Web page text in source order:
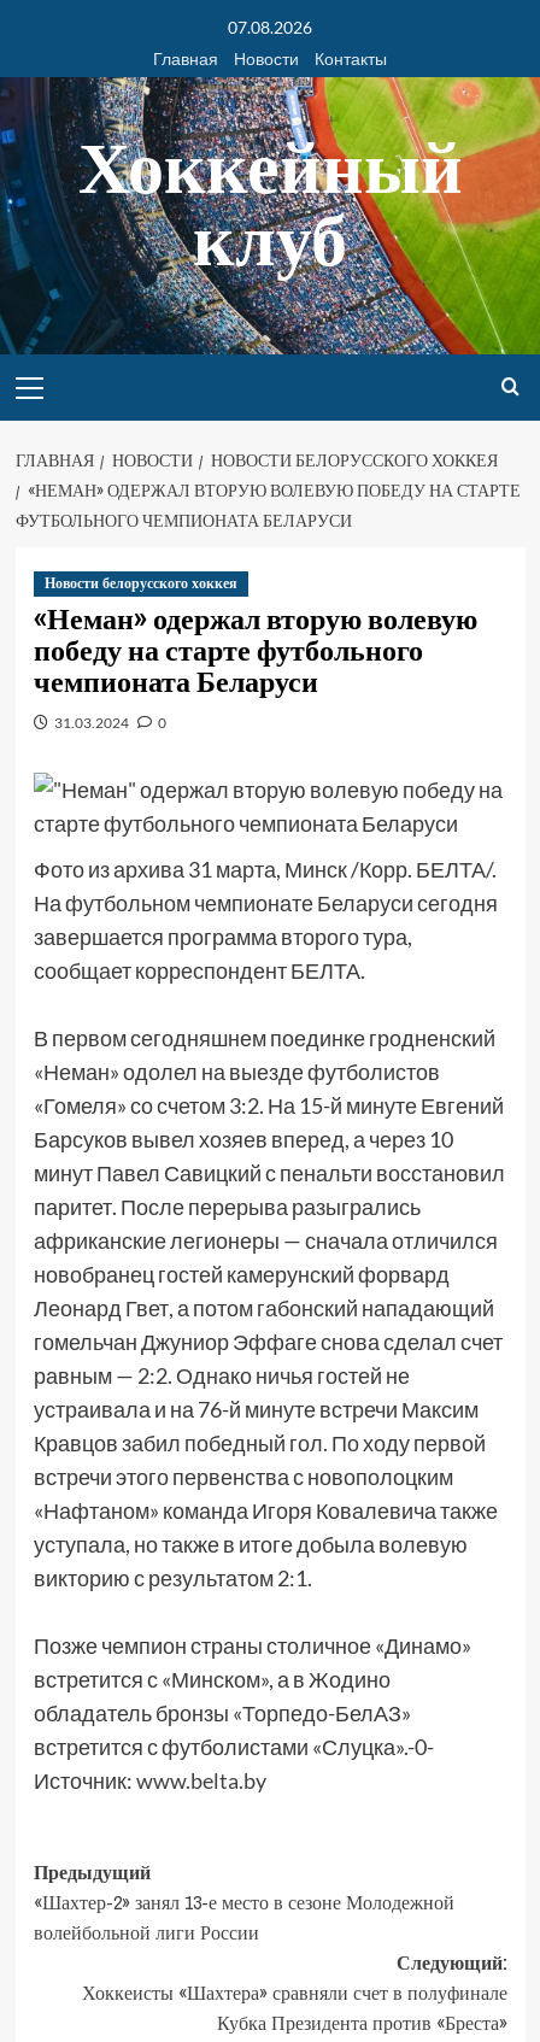
07.08.2026
Главная
Новости Контакты
Хоккейный
клуб
ГЛАВНАЯ НОВОСТИ
НОВОСТИ БЕЛОРУССКОГО ХОККЕЯ
«НЕМАН» ОДЕРЖАЛ ВТОРУЮ ВОЛЕВУЮ ПОБЕДУ НА СТАРТЕ
ФУТБОЛЬНОГО ЧЕМПИОНАТА БЕЛАРУСИ
Новости белорусского хоккея
«Неман» одержал вторую волевую
победу на старте футбольного
чемпионата Беларуси
31.03.2024 0
Фото из архива 31 марта, Минск /Корр. БЕЛТА/.
На футбольном чемпионате Беларуси сегодня
завершается программа второго тура,
сообщает корреспондент БЕЛТА.
В первом сегодняшнем поединке гродненский
«Неман» одолел на выезде футболистов
«Гомеля» со счетом 3:2. На 15-й минуте Евгений
Барсуков вывел хозяев вперед, а через 10
минут Павел Савицкий с пенальти восстановил
паритет. После перерыва разыгрались
африканские легионеры — сначала отличился
новобранец гостей камерунский форвард
Леонард Гвет, а потом габонский нападающий
гомельчан Джуниор Эффаге снова сделал счет
равным — 2:2. Однако ничья гостей не
устраивала и на 76-й минуте встречи Максим
Кравцов забил победный гол. По ходу первой
встречи этого первенства с новополоцким
«Нафтаном» команда Игоря Ковалевича также
уступала, но также в итоге добыла волевую
викторию с результатом 2:1.
Позже чемпион страны столичное «Динамо»
встретится с «Минском», а в Жодино
обладатель бронзы «Торпедо-БелАЗ»
встретится с футболистами «Слуцка».-0-
Источник:www.belta.by
Предыдущий
«Шахтер-2» занял 13-е место в сезоне Молодежной
волейбольной лиги России
Следующий:
Хоккеисты «Шахтера» сравняли счет в полуфинале
Кубка Президента против «Бреста»